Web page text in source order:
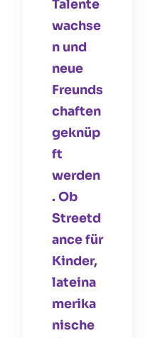
Talente
wachse
n und
neue
Freunds
chaften
geknüp
ft
werden
. Ob
Streetd
ance für
Kinder,
lateina
merika
nische